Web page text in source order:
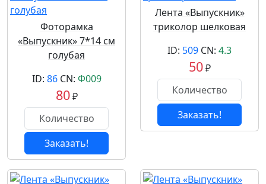
Фоторамка
«Выпускник» 7*14 см
голубая
ID: 86CN: Ф009
80₽
Заказать!
Лента «Выпускник»
триколор шелковая
ID: 509 CN: 4.3
50₽
Заказать!